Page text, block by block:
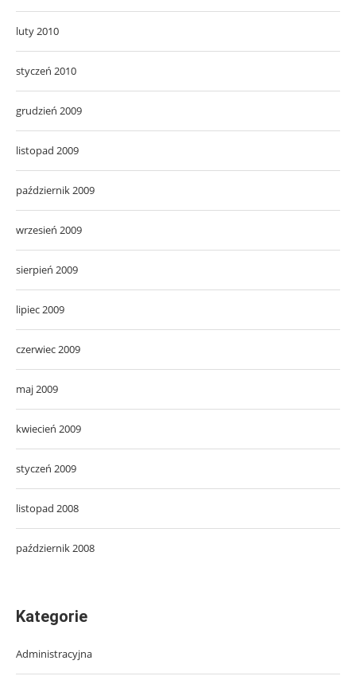
luty 2010
styczeń 2010
grudzień 2009
listopad 2009
październik 2009
wrzesień 2009
sierpień 2009
lipiec 2009
czerwiec 2009
maj 2009
kwiecień 2009
styczeń 2009
listopad 2008
październik 2008
Kategorie
Administracyjna